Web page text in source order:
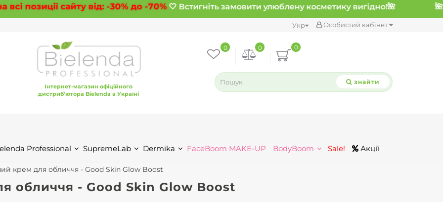
позиції сайту від:-30%до-70%🤍 Встигніть замовити улюблену косметику вигідно!🌺
Особистий кабінет
Укр
Інтернет-магазин офіційного
дистриб'ютора Bielenda в Україні
0
0
0
знайти
Professional SupremeLab Dermika FaceBoom MAKE-UP BodyBoom Sale! Акції
крем для обличчя - Good Skin Glow Boost
обличчя - Good Skin Glow Boost